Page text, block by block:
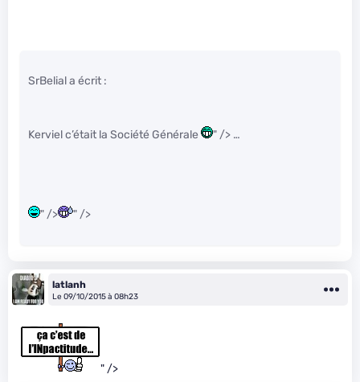
SrBelial a écrit :
Kerviel c’était la Société Générale " /> …
" /> " />
latlanh
Le 09/10/2015 à 08h23
" />